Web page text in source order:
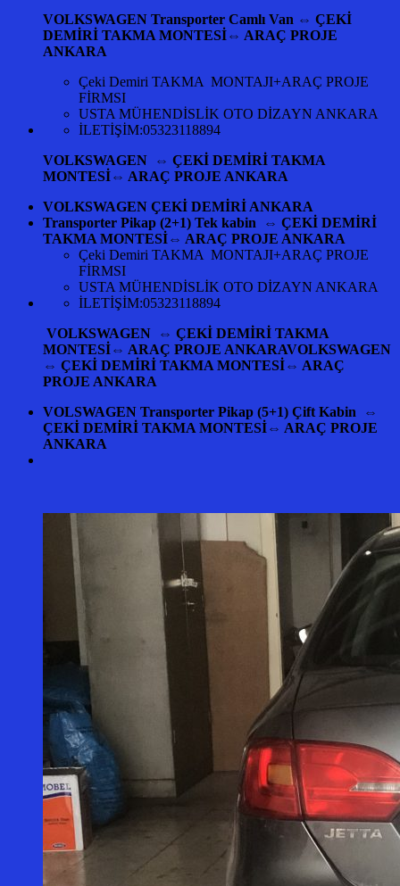
VOLKSWAGEN Transporter Camlı Van ⇔ ÇEKİ
DEMİRİ TAKMA MONTESİ⇔ ARAÇ PROJE
ANKARA
Çeki Demiri TAKMA MONTAJI+ARAÇ PROJE
FİRMSI
USTA MÜHENDİSLİK OTO DİZAYN ANKARA
İLETİŞİM:05323118894
VOLKSWAGEN ⇔ ÇEKİ DEMİRİ TAKMA
MONTESİ⇔ ARAÇ PROJE ANKARA
VOLKSWAGEN ÇEKİ DEMİRİ ANKARA
Transporter Pikap (2+1) Tek kabin ⇔ ÇEKİ DEMİRİ
TAKMA MONTESİ⇔ ARAÇ PROJE ANKARA
Çeki Demiri TAKMA MONTAJI+ARAÇ PROJE
FİRMSI
USTA MÜHENDİSLİK OTO DİZAYN ANKARA
İLETİŞİM:05323118894
VOLKSWAGEN ⇔ ÇEKİ DEMİRİ TAKMA
MONTESİ⇔ ARAÇ PROJE ANKARAVOLKSWAGEN
⇔ ÇEKİ DEMİRİ TAKMA MONTESİ⇔ ARAÇ
PROJE ANKARA
VOLSWAGEN Transporter Pikap (5+1) Çift Kabin ⇔
ÇEKİ DEMİRİ TAKMA MONTESİ⇔ ARAÇ PROJE
ANKARA